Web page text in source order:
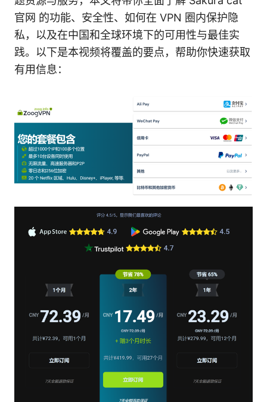
官网 的功能、安全性、如何在 VPN 圈内保护隐
私，以及在中国和全球环境下的可用性与最佳实
践。以下是本视频将覆盖的要点，帮助你快速获取
有用信息：